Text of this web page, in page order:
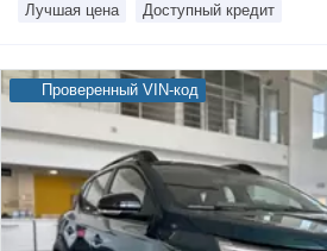
Лучшая цена Доступный кредит
Проверенный VIN-код